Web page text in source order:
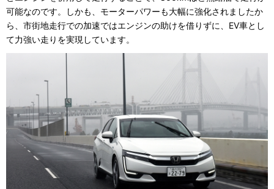
可能なのです。しかも、モーターパワーも大幅に強化されましたか
ら、市街地走行での加速ではエンジンの助けを借りずに、EV車とし
て力強い走りを実現しています。